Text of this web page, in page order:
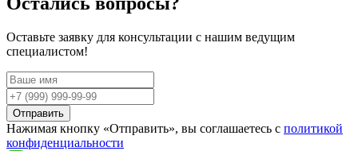
Оставьте заявку для консультации с нашим ведущим
специалистом!
Отправить
Нажимая кнопку «Отправить», вы соглашаетесь с политикой
конфиденциальности